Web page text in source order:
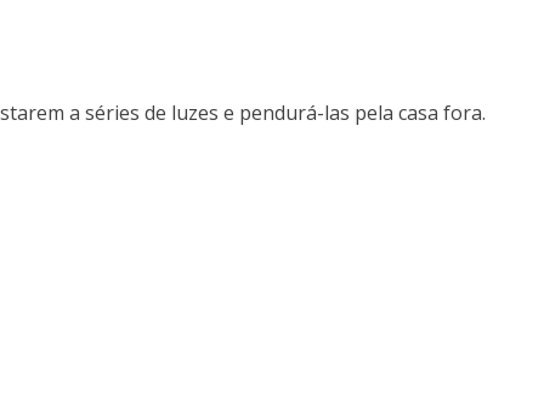
a séries de luzes e pendurá-las pela casa fora.